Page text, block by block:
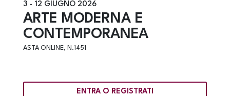
3 - 12 GIUGNO 2026
ARTE MODERNA E
CONTEMPORANEA
ASTA ONLINE, N.1451
ENTRA O REGISTRATI